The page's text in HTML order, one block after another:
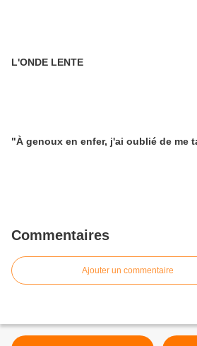
L'ONDE LENTE
"À genoux en enfer, j'ai oublié de me
Commentaires
Ajouter un commentaire